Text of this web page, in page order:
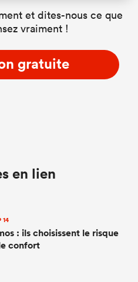
et dites-nous ce que
vraiment !
gratuite
en lien
14
: ils choisissent le risque
confort